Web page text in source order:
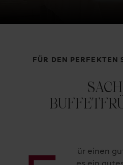
FÜR DEN PERFEKTEN
ür einen